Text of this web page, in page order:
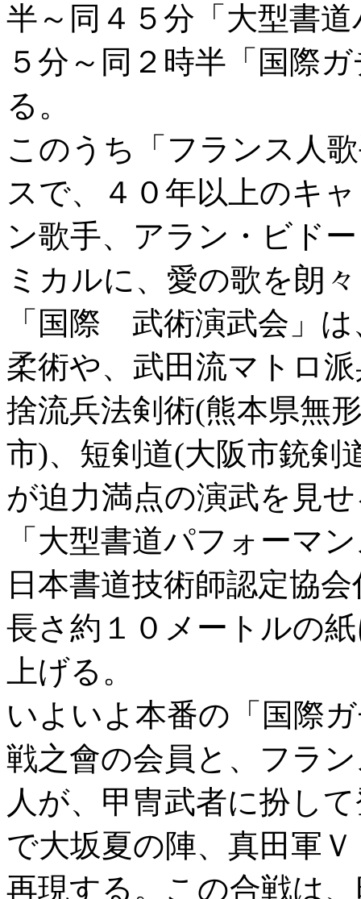
半～同４５分「大型書
５分～同２時半「国際
る。
このうち「フランス人
スで、４０年以上のキ
ン歌手、アラン・ビド
ミカルに、愛の歌を朗
「国際 武術演武会」
柔術や、武田流マトロ
捨流兵法剣術(熊本県無
市)、短剣道(大阪市銃剣
が迫力満点の演武を見
「大型書道パフォーマ
日本書道技術師認定協
長さ約１０メートルの
上げる。
いよいよ本番の「国際
戦之會の会員と、フラ
人が、甲冑武者に扮し
で大坂夏の陣、真田軍
再現する。この合戦は